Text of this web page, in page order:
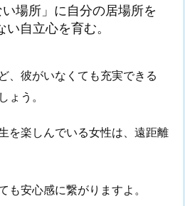
い場所」に自分の居場所を
い自立心を育む。
、彼がいなくても充実できる
ょう。
を楽しんでいる女性は、遠距離
も安心感に繋がりますよ。